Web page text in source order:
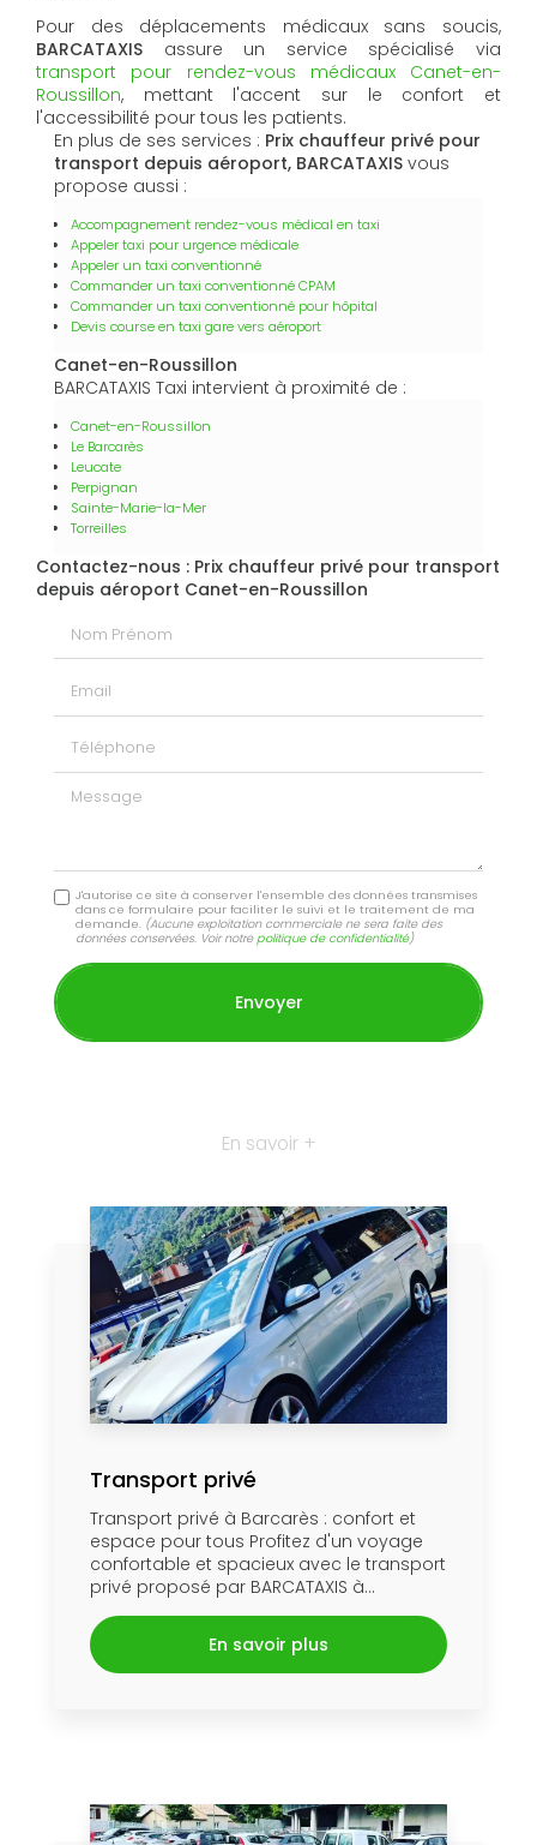
Pour des déplacements médicaux sans soucis,
BARCATAXIS assure un service spécialisé via
transport pour rendez-vous médicaux Canet-en-
Roussillon, mettant l'accent sur le confort et
l'accessibilité pour tous les patients.
En plus de ses services : Prix chauffeur privé pour
transport depuis aéroport, BARCATAXIS vous
propose aussi :
Accompagnement rendez-vous médical en taxi
Appeler taxi pour urgence médicale
Appeler un taxi conventionné
Commander un taxi conventionné CPAM
Commander un taxi conventionné pour hôpital
Devis course en taxi gare vers aéroport
Canet-en-Roussillon
BARCATAXIS Taxi intervient à proximité de :
Canet-en-Roussillon
Le Barcarès
Leucate
Perpignan
Sainte-Marie-la-Mer
Torreilles
Contactez-nous : Prix chauffeur privé pour transport
depuis aéroport Canet-en-Roussillon
Message
J'autorise ce site à conserver l'ensemble des données transmises
dans ce formulaire pour faciliter le suivi et le traitement de ma
demande. (Aucune exploitation commerciale ne sera faite des
données conservées. Voir notrepolitique de confidentialité)
En savoir +
Transport privé
Transport privé à Barcarès : confort et
espace pour tous Profitez d'un voyage
confortable et spacieux avec le transport
privé proposé par BARCATAXIS à...
En savoir plus